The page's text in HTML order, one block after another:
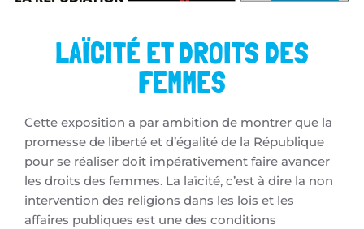
LAÏCITÉ ET DROITS DES
FEMMES
Cette exposition a par ambition de montrer que la
promesse de liberté et d’égalité de la République
pour se réaliser doit impérativement faire avancer
les droits des femmes. La laïcité, c’est à dire la non
intervention des religions dans les lois et les
affaires publiques est une des conditions